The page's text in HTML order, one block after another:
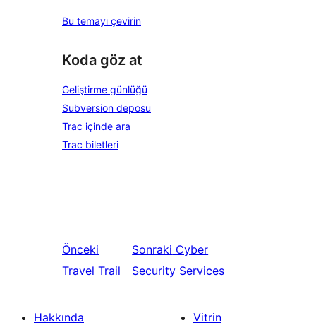
Bu temayı çevirin
Koda göz at
Geliştirme günlüğü
Subversion deposu
Trac içinde ara
Trac biletleri
Önceki
Travel Trail
Sonraki Cyber
Security Services
Hakkında
Vitrin